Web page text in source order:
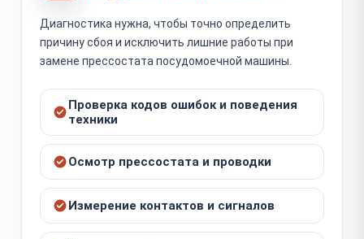
Диагностика нужна, чтобы точно определить
причину сбоя и исключить лишние работы при
замене прессостата посудомоечной машины.
Проверка кодов ошибок и поведения
техники
Осмотр прессостата и проводки
Измерение контактов и сигналов